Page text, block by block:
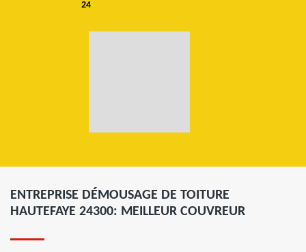
24
ENTREPRISE DÉMOUSAGE DE TOITURE
HAUTEFAYE 24300: MEILLEUR COUVREUR